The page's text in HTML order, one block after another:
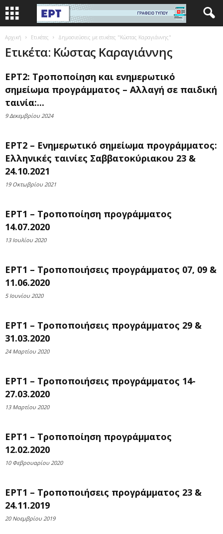
Αρχική Ετικέτες Δημοσιεύσεις με ετικέτες "Κώστας Καραγιάννης"
Ετικέτα: Κώστας Καραγιάννης
ΕΡΤ2: Τροποποίηση και ενημερωτικό
σημείωμα προγράμματος – Αλλαγή σε παιδική
ταινία:...
9 Δεκεμβρίου 2024
ΕΡΤ2 – Ενημερωτικό σημείωμα προγράμματος:
Ελληνικές ταινίες Σαββατοκύριακου 23 &
24.10.2021
19 Οκτωβρίου 2021
ΕΡΤ1 – Τροποποίηση προγράμματος
14.07.2020
13 Ιουλίου 2020
ΕΡΤ1 – Τροποποιήσεις προγράμματος 07, 09 &
11.06.2020
5 Ιουνίου 2020
ΕΡΤ1 – Τροποποιήσεις προγράμματος 29 &
31.03.2020
24 Μαρτίου 2020
ΕΡΤ1 – Τροποποιήσεις προγράμματος 14-
27.03.2020
13 Μαρτίου 2020
ΕΡΤ1 – Τροποποίηση προγράμματος
12.02.2020
10 Φεβρουαρίου 2020
ΕΡΤ1 – Τροποποιήσεις προγράμματος 23 &
24.11.2019
20 Νοεμβρίου 2019